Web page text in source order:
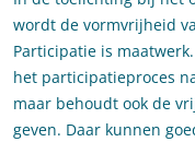
wordt de vormvrijheid
Participatie is
het participatieproces
maar behoudt ook de
geven. Daar kunnen